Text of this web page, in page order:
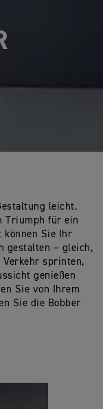
leicht.
Triumph für ein
können Sie Ihr
gestalten – gleich,
sprinten,
genießen
Sie von Ihrem
Sie die Bobber